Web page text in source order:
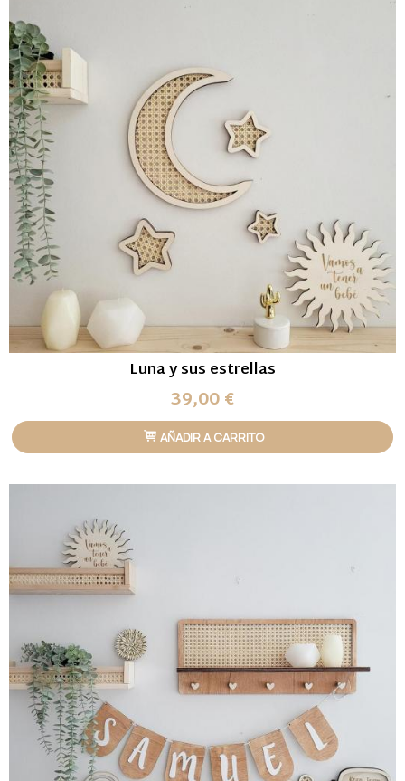
Luna y sus estrellas
39,00 €
AÑADIR A CARRITO